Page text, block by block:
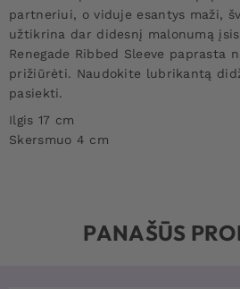
partneriui, o viduje esantys maži,
užtikrina dar didesnį malonumą
Renegade Ribbed Sleeve paprasta
prižiūrėti. Naudokite lubrikantą
pasiekti.
Ilgis 17 cm
Skersmuo 4 cm
PANAŠŪS